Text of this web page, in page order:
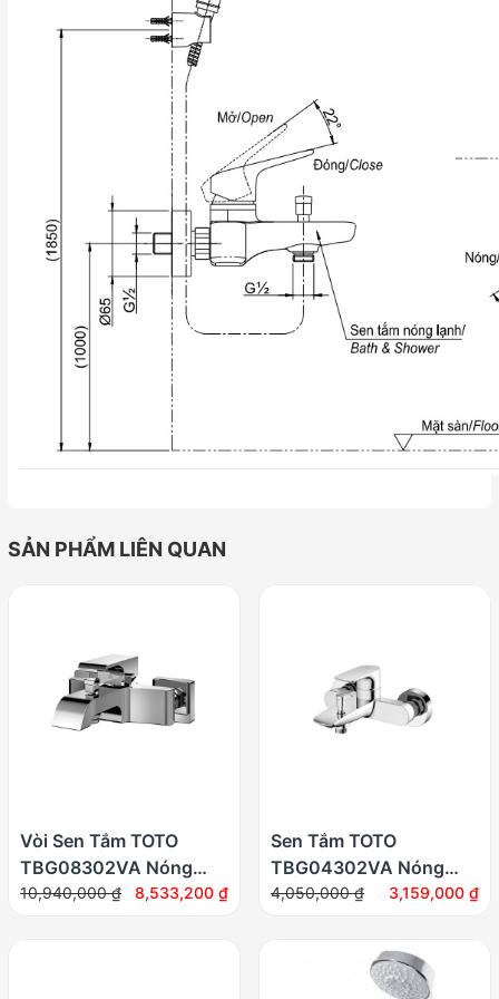
SẢN PHẨM LIÊN QUAN
Vòi Sen Tắm TOTO
TBG08302VA Nóng
Lạnh
10,940,000₫
Giá
8,533,200 ₫
Giá
Sen Tắm TOTO
TBG04302VA Nóng
Lạnh
4,050,000₫
Giá
3,159,000 ₫
Giá